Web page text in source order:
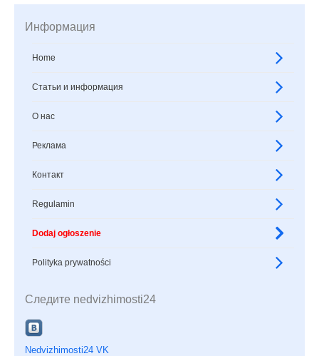
Информация
Home
Статьи и информация
О нас
Реклама
Контакт
Regulamin
Dodaj ogłoszenie
Polityka prywatności
Следите nedvizhimosti24
Nedvizhimosti24 VK